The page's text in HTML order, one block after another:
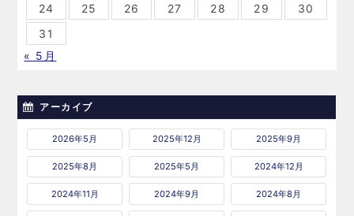
24
25 26 27 28 29
30
31
« 5月
アーカイブ
2026年5月 2025年12月 2025年9月
2025年8月 2025年5月 2024年12月
2024年11月 2024年9月 2024年8月